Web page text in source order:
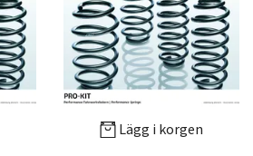
Lägg i korgen